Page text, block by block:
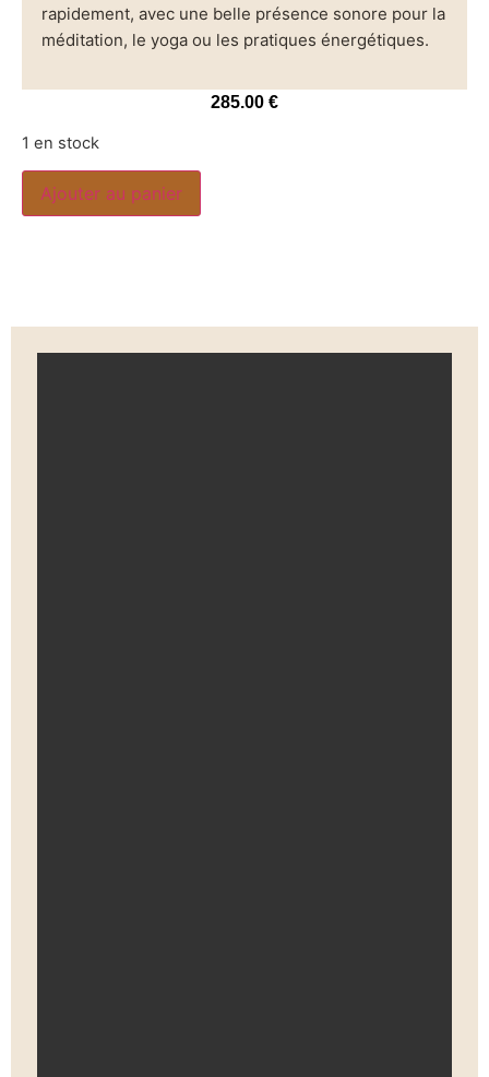
rapidement, avec une belle présence sonore pour la
méditation, le yoga ou les pratiques énergétiques.
285.00 €
1 en stock
Ajouter au panier